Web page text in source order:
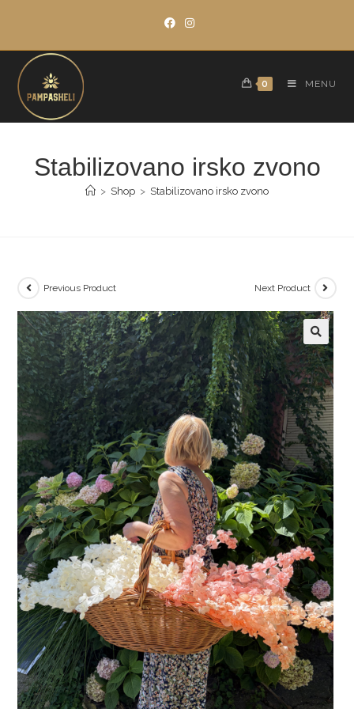
content
0 MENU
Stabilizovano irsko zvono
> Shop > Stabilizovano irsko zvono
Previous Product Next Product
🔍